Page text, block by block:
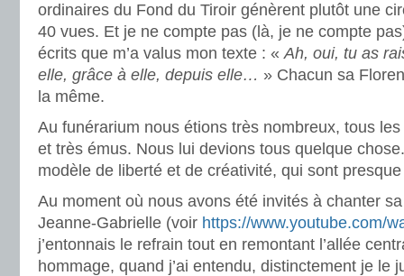
ordinaires du Fond du Tiroir génèrent plutôt une
40 vues. Et je ne compte pas (là, je ne compte
écrits que m’a valus mon texte : «Ah, oui, tu as
elle, grâce à elle, depuis elle… » Chacun sa
la même.
Au funérarium nous étions très nombreux, tous
et très émus. Nous lui devions tous quelque
modèle de liberté et de créativité, qui sont
Au moment où nous avons été invités à chanter
Jeanne-Gabrielle (voir https://www.youtube.com/
j’entonnais le refrain tout en remontant l’allée
hommage, quand j’ai entendu, distinctement je le